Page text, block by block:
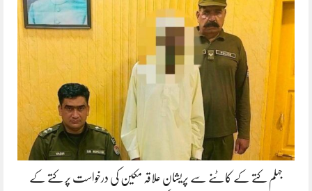
جہلم کتے کے کاٹنے سے پریشان علاقہ مکین کی درخواست پر کتے کے